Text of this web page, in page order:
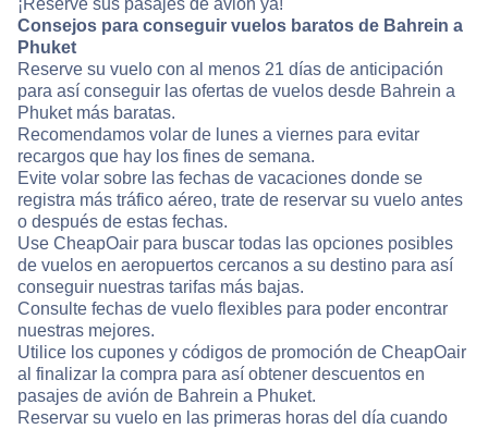
¡Reserve sus pasajes de avión ya!
Consejos para conseguir vuelos baratos de Bahrein a
Phuket
Reserve su vuelo con al menos 21 días de anticipación
para así conseguir las ofertas de vuelos desde Bahrein a
Phuket más baratas.
Recomendamos volar de lunes a viernes para evitar
recargos que hay los fines de semana.
Evite volar sobre las fechas de vacaciones donde se
registra más tráfico aéreo, trate de reservar su vuelo antes
o después de estas fechas.
Use CheapOair para buscar todas las opciones posibles
de vuelos en aeropuertos cercanos a su destino para así
conseguir nuestras tarifas más bajas.
Consulte fechas de vuelo flexibles para poder encontrar
nuestras mejores.
Utilice los cupones y códigos de promoción de CheapOair
al finalizar la compra para así obtener descuentos en
pasajes de avión de Bahrein a Phuket.
Reservar su vuelo en las primeras horas del día cuando